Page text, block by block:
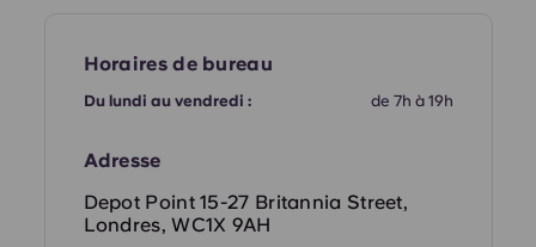
French
Horaires de bureau
Du lundi au vendredi : de 7h à 19h
Adresse
Depot Point 15-27 Britannia Street,
Londres, WC1X 9AH